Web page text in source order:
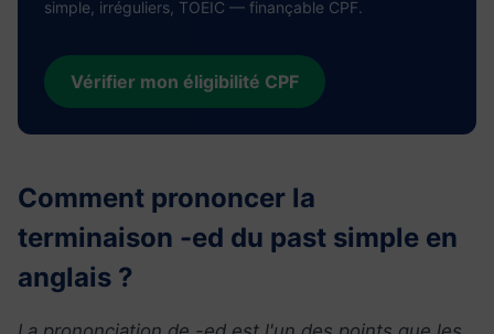
simple, irréguliers, TOEIC — finançable CPF.
Vérifier mon éligibilité CPF
Comment prononcer la
terminaison -ed du past simple en
anglais ?